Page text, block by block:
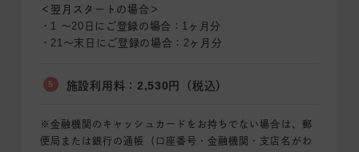
＜翌月スタートの場合＞
・1 〜20日にご登録の場合：1ヶ月分
・21〜末日にご登録の場合：2ヶ月分
5 施設利用料：2,530円（税込）
※金融機関のキャッシュカードをお持ちでない場合は、郵
便局または銀行の通帳（口座番号・金融機関・支店名がわ